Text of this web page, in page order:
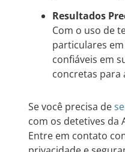
Resultados
Com o uso de
particulares
confiáveis em
concretas para
Se você precisa de
com os detetives da
Entre em contato